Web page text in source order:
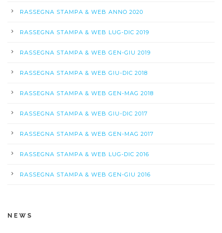
RASSEGNA STAMPA & WEB ANNO 2020
RASSEGNA STAMPA & WEB LUG-DIC 2019
RASSEGNA STAMPA & WEB GEN-GIU 2019
RASSEGNA STAMPA & WEB GIU-DIC 2018
RASSEGNA STAMPA & WEB GEN-MAG 2018
RASSEGNA STAMPA & WEB GIU-DIC 2017
RASSEGNA STAMPA & WEB GEN-MAG 2017
RASSEGNA STAMPA & WEB LUG-DIC 2016
RASSEGNA STAMPA & WEB GEN-GIU 2016
NEWS